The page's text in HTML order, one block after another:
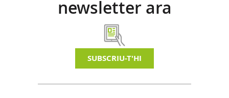
newsletter ara
SUBSCRIU-T'HI